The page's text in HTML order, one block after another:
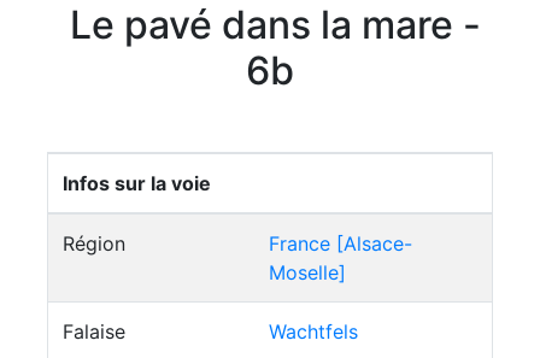
Le pavé dans la mare -
6b
Infos sur la voie
Région
France [Alsace-
Moselle]
Falaise Wachtfels